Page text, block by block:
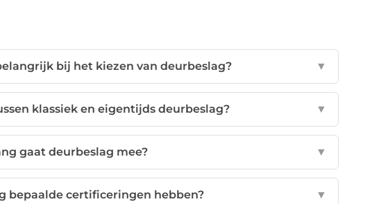
bij het kiezen van deurbeslag? ▼
klassiek en eigentijds deurbeslag? ▼
gaat deurbeslag mee? ▼
bepaalde certificeringen hebben? ▼